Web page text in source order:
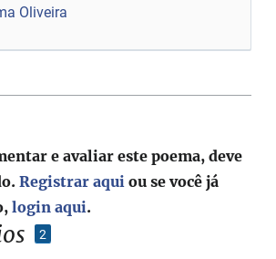
Oliveira
2
e avaliar este poema, deve
Registrar aqui ou se você já
login aqui.